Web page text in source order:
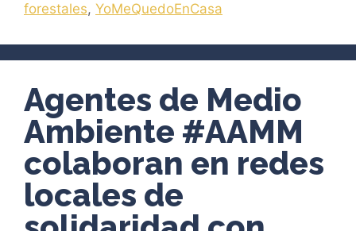
forestales, YoMeQuedoEnCasa
Agentes de Medio
Ambiente #AAMM
colaboran en redes
locales de